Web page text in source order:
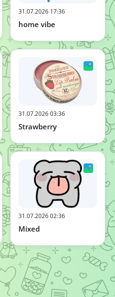
31.07.2026 17:36
home vibe
31.07.2026 03:36
Strawberry
31.07.2026 02:36
Mixed